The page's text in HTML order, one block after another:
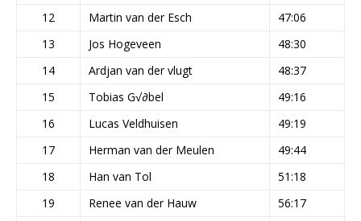
12
Martin van der Esch
47:06
13
Jos Hogeveen
48:30
14
Ardjan van der vlugt
48:37
15
Tobias G√∂bel
49:16
16
Lucas Veldhuisen
49:19
17
Herman van der Meulen
49:44
18
Han van Tol
51:18
19
Renee van der Hauw
56:17